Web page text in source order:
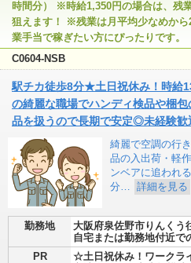
時間分） ※時給1,350円の場合は、残
狙えます！ ※残業は月平均少なめか
業手当で稼ぎたい方にぴったりです。
C0604-NSB
駅チカ徒歩8分★土日祝休み！時給
の綺麗な職場でハンディ検品や梱
品を扱うので長期で安定◎未経験歓
綺麗で空調の行
品の入出荷・軽
ンベアに追われ
分…
詳細を見る
勤務地
大阪府泉佐野市りんく
自宅または勤務地付近で
PR
☆土日祝休み！ワーク